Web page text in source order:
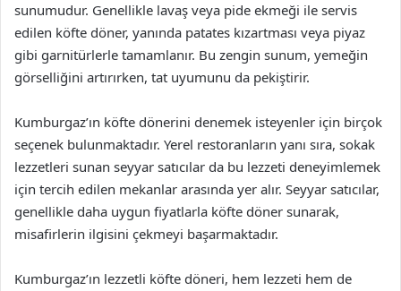
sunumudur. Genellikle lavaş veya pide ekmeği ile servis
edilen köfte döner, yanında patates kızartması veya piyaz
gibi garnitürlerle tamamlanır. Bu zengin sunum, yemeğin
görselliğini artırırken, tat uyumunu da pekiştirir.
Kumburgaz’ın köfte dönerini denemek isteyenler için birçok
seçenek bulunmaktadır. Yerel restoranların yanı sıra, sokak
lezzetleri sunan seyyar satıcılar da bu lezzeti deneyimlemek
için tercih edilen mekanlar arasında yer alır. Seyyar satıcılar,
genellikle daha uygun fiyatlarla köfte döner sunarak,
misafirlerin ilgisini çekmeyi başarmaktadır.
Kumburgaz’ın lezzetli köfte döneri, hem lezzeti hem de